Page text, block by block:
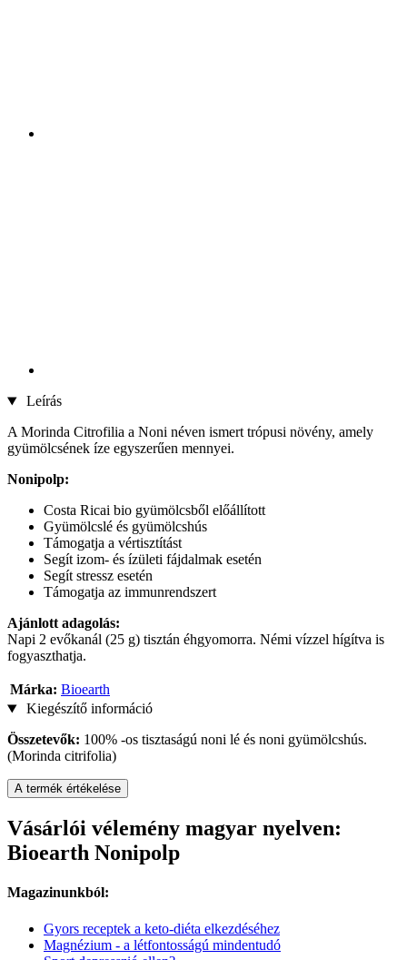
Leírás
A Morinda Citrofilia a Noni néven ismert trópusi növény, amely
gyümölcsének íze egyszerűen mennyei.
Nonipolp:
Costa Ricai bio gyümölcsből előállított
Gyümölcslé és gyümölcshús
Támogatja a vértisztítást
Segít izom- és ízületi fájdalmak esetén
Segít stressz esetén
Támogatja az immunrendszert
Ajánlott adagolás:
Napi 2 evőkanál (25 g) tisztán éhgyomorra. Némi vízzel hígítva is
fogyaszthatja.
Márka: Bioearth
Kiegészítő információ
Összetevők: 100% -os tisztaságú noni lé és noni gyümölcshús.
(Morinda citrifolia)
A termék értékelése
Vásárlói vélemény magyar nyelven:
Bioearth Nonipolp
Magazinunkból:
Gyors receptek a keto-diéta elkezdéséhez
Magnézium - a létfontosságú mindentudó